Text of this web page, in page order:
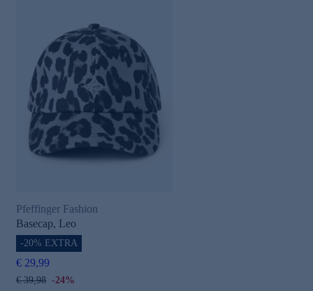
Pfeffinger Fashion
Basecap, Leo
-20% EXTRA
€ 29,99
€ 39,98 -24%